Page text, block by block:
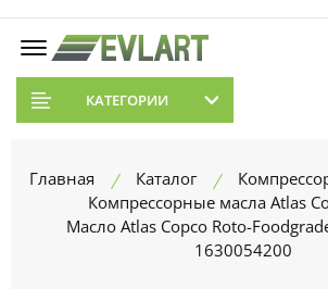
КАТЕГОРИИ
Главная Каталог
Компрессорные масла Atlas
Масло Atlas Copco Roto-
1630054200